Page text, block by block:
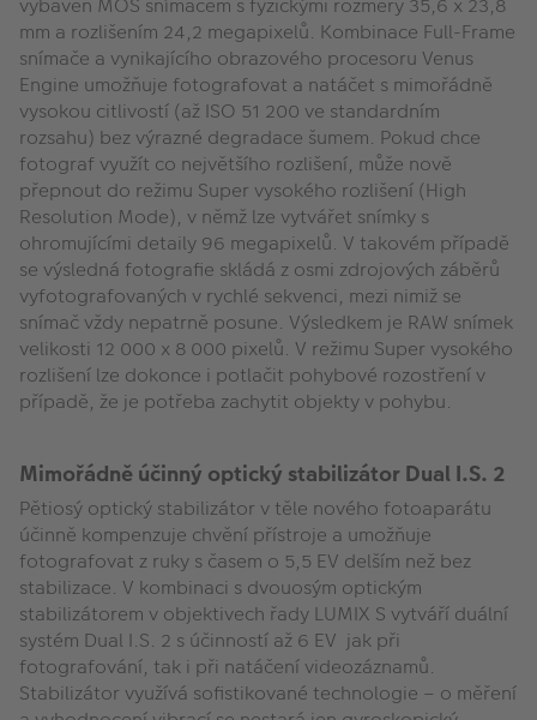
mm a rozlišením 24,2 megapixelů. Kombinace Full-Frame
snímače a vynikajícího obrazového procesoru Venus
Engine umožňuje fotografovat a natáčet s mimořádně
vysokou citlivostí (až ISO 51 200 ve standardním
rozsahu) bez výrazné degradace šumem. Pokud chce
fotograf využít co největšího rozlišení, může nově
přepnout do režimu Super vysokého rozlišení (High
Resolution Mode), v němž lze vytvářet snímky s
ohromujícími detaily 96 megapixelů. V takovém případě
se výsledná fotografie skládá z osmi zdrojových záběrů
vyfotografovaných v rychlé sekvenci, mezi nimiž se
snímač vždy nepatrně posune. Výsledkem je RAW snímek
velikosti 12 000 x 8 000 pixelů. V režimu Super vysokého
rozlišení lze dokonce i potlačit pohybové rozostření v
případě, že je potřeba zachytit objekty v pohybu.
Mimořádně účinný optický stabilizátor Dual I.S. 2
Pětiosý optický stabilizátor v těle nového fotoaparátu
účinně kompenzuje chvění přístroje a umožňuje
fotografovat z ruky s časem o 5,5 EV delším než bez
stabilizace. V kombinaci s dvouosým optickým
stabilizátorem v objektivech řady LUMIX S vytváří duální
systém Dual I.S. 2 s účinností až 6 EV jak při
fotografování, tak i při natáčení videozáznamů.
Stabilizátor využívá sofistikované technologie – o měření